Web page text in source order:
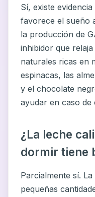
Sí, existe
favorece el sueño
la producción de
inhibidor que
naturales ricas en
espinacas, las
y el chocolate
ayudar en caso de
¿La leche
dormir tiene
Parcialmente sí.
pequeñas